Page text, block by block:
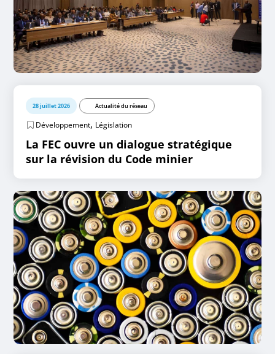
28 juillet 2026 Actualité du réseau
Développement, Législation
La FEC ouvre un dialogue stratégique
sur la révision du Code minier